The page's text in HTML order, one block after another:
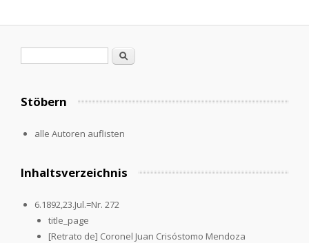
Search
Stöbern
alle Autoren auflisten
Inhaltsverzeichnis
6.1892,23.Jul.=Nr. 272
title_page
[Retrato de] Coronel Juan Crisóstomo Mendoza